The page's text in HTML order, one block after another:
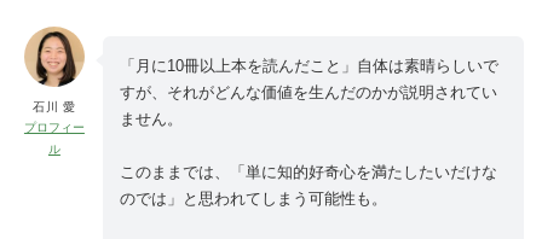
石川 愛
プロフィー
ル
「月に10冊以上本を読んだこと」自体は素晴らしいで
すが、それがどんな価値を生んだのかが説明されてい
ません。
このままでは、「単に知的好奇心を満たしたいだけな
のでは」と思われてしまう可能性も。